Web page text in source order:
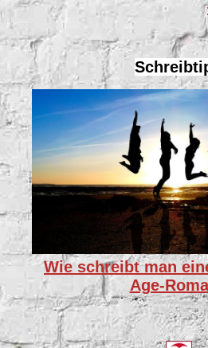
Wie schreibt man
Age-